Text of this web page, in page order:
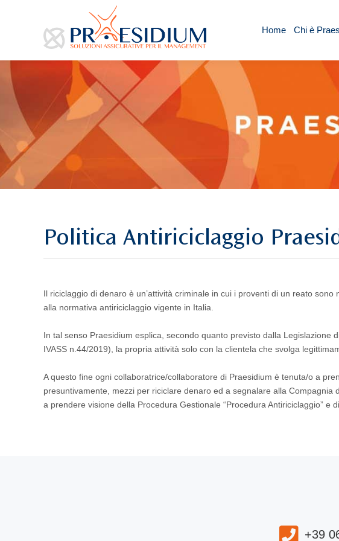
Home Chi è
Politica Antiriciclaggio
Il riciclaggio di denaro è un’attività criminale in cui i proventi di un reato
alla normativa antiriciclaggio vigente in Italia.
In tal senso Praesidium esplica, secondo quanto previsto dalla
IVASS n.44/2019), la propria attività solo con la clientela che svolga
A questo fine ogni collaboratrice/collaboratore di Praesidium è tenuta/o a
presuntivamente, mezzi per riciclare denaro ed a segnalare alla
a prendere visione della Procedura Gestionale “Procedura Antiriciclaggio” e
+39